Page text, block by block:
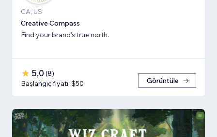
CA, US
Creative Compass
Find your brand's true north.
5,0 (8)
Başlangıç fiyatı: $50
Görüntüle